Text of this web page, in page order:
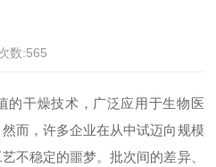
数:565
干燥技术，广泛应用于生物医
而，许多企业在从中试迈向规模
不稳定的噩梦。批次间的差异、